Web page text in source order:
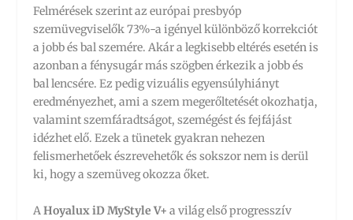
Felmérések szerint az európai presbyóp
szemüvegviselők 73%-a igényel különböző korrekciót
a jobb és bal szemére. Akár a legkisebb eltérés esetén is
azonban a fénysugár más szögben érkezik a jobb és
bal lencsére. Ez pedig vizuális egyensúlyhiányt
eredményezhet, ami a szem megerőltetését okozhatja,
valamint szemfáradtságot, szemégést és fejfájást
idézhet elő. Ezek a tünetek gyakran nehezen
felismerhetőek észrevehetők és sokszor nem is derül
ki, hogy a szemüveg okozza őket.
A Hoyalux iD MyStyle V+ a világ első progresszív